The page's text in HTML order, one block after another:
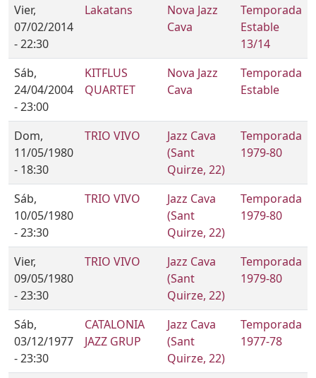
Vier,
07/02/2014
- 22:30
Lakatans
Nova Jazz
Cava
Temporada
Estable
13/14
Sáb,
24/04/2004
- 23:00
KITFLUS
QUARTET
Nova Jazz
Cava
Temporada
Estable
Dom,
11/05/1980
- 18:30
TRIO VIVO
Jazz Cava
(Sant
Quirze, 22)
Temporada
1979-80
Sáb,
10/05/1980
- 23:30
TRIO VIVO
Jazz Cava
(Sant
Quirze, 22)
Temporada
1979-80
Vier,
09/05/1980
- 23:30
TRIO VIVO
Jazz Cava
(Sant
Quirze, 22)
Temporada
1979-80
Sáb,
03/12/1977
- 23:30
CATALONIA
JAZZ GRUP
Jazz Cava
(Sant
Quirze, 22)
Temporada
1977-78